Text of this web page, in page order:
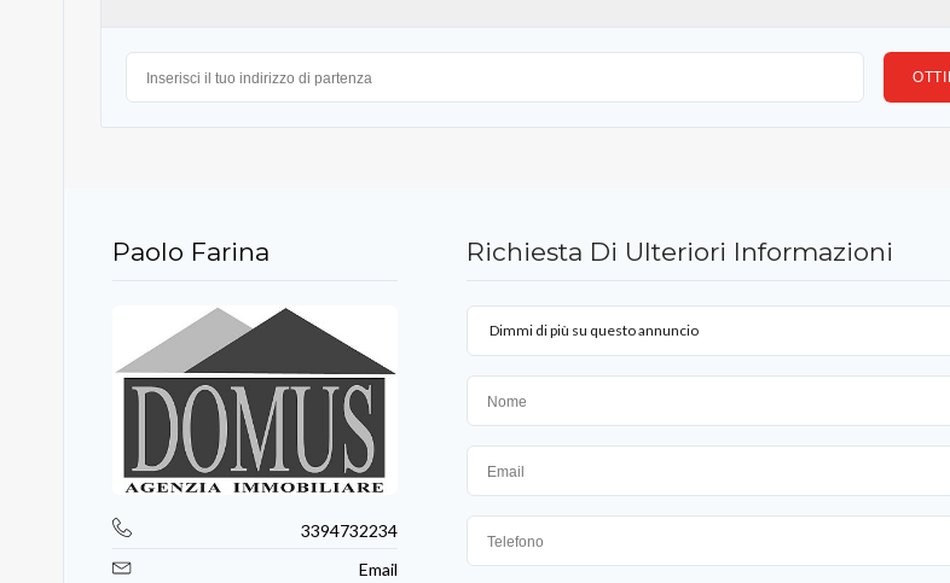
Paolo Farina
3394732234
Email
Richiesta Di Ulteriori Informazioni
Dimmi di più su questo annuncio